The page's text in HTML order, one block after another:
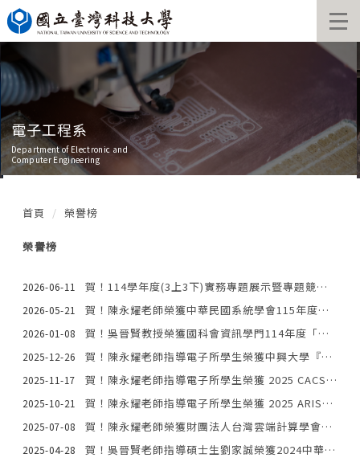
跳
到
主
內
容
區
電子工程系
Department of Electronic and
Computer Engineering
首頁 榮譽榜
榮譽榜
2026-06-11 賀！114學年度(3上3下)實務專題展示暨專題競賽得獎隊伍
2026-05-21 賀！陳永耀老師榮獲中華民國系統學會115年度「產業傑出貢獻獎」！
2026-01-08 賀！吳晉賢教授榮獲國科會資訊學門114年度「優良計畫執行成果獎」
2025-12-26 賀！陳永耀老師指導電子所學生榮獲中興大學『AI賦能與機器人於智慧製造應用』競賽研究生組第一名！
2025-11-17 賀！陳永耀老師指導電子所學生榮獲 2025 CACS國際研討會最佳論文獎第二名、以及最佳學生論文獎佳作！
2025-10-21 賀！陳永耀老師指導電子所學生榮獲 2025 ARIS國際研討會最佳論文獎佳作
2025-07-08 賀！陳永耀老師榮獲財團法人台灣雲端計算學會113年度最佳期刊論文獎！
2025-04-28 賀！吳晉賢老師指導碩士生劉家誠榮獲2024中華民國資訊學會碩士論文佳作獎